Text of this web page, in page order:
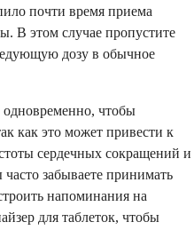
почти время приема
В этом случае пропустите
дозу в обычное
чтобы
как это может привести к
сердечных сокращений и
забываете принимать
напоминания на
для таблеток, чтобы